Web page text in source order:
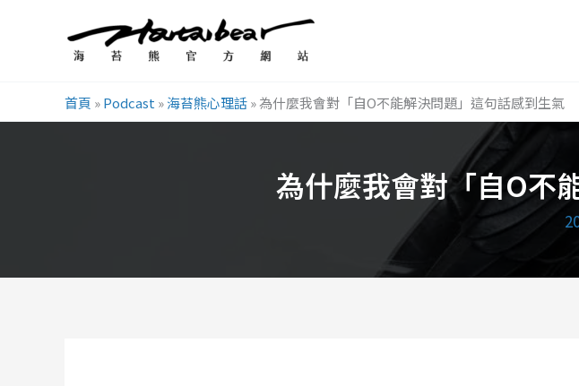
內
首頁 »Podcast »海苔熊心理話»為什麼我會對「自O不能解決問題」這句話感到生氣
為什麼我會對「自O不